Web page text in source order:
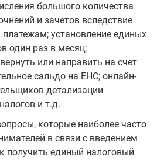
большого количества
и зачетов вследствие
установление единых
один раз в месяц;
или направить на счет
сальдо на ЕНС; онлайн-
детализации
и т.д.
которые наиболее часто
в связи с введением
получить единый налоговый